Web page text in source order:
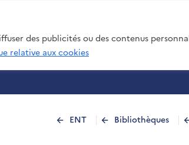
des publicités ou des contenus
relative aux cookies
ENT Bibliothèques